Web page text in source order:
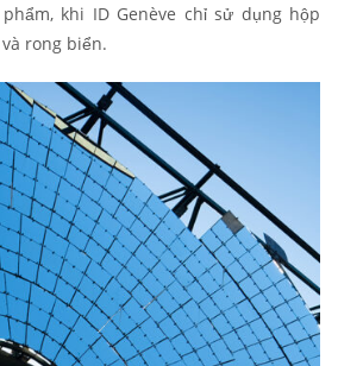
khi ID Genève chỉ sử dụng hộp
rong biển.